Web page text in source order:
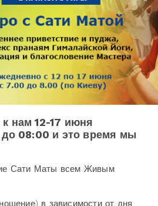
нам 12-17 июня
08:00 и это время мы
Сати Маты всем Живым
в зависимости от дня